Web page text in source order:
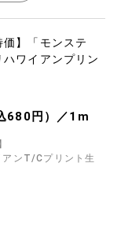
価】「モンステ
ハワイアンプリン
680円）／1m
アンT/Cプリント生